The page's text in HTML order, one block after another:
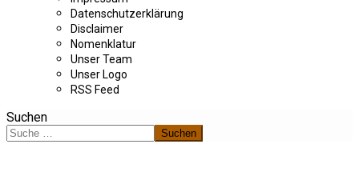
Datenschutzerklärung
Disclaimer
Nomenklatur
Unser Team
Unser Logo
RSS Feed
Suchen
Suchen